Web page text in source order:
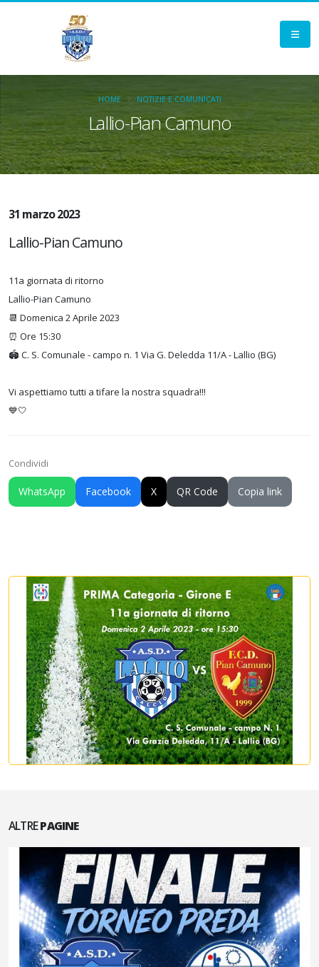
Lallio-Pian Camuno
HOME NOTIZIE E COMUNICATI
31 marzo 2023
Lallio-Pian Camuno
11a giornata di ritorno
Lallio-Pian Camuno
📆 Domenica 2 Aprile 2023
⏰ Ore 15:30
🏟️ C. S. Comunale - campo n. 1 Via G. Deledda 11/A - Lallio (BG)
Vi aspettiamo tutti a tifare la nostra squadra!!!
💙🤍
Condividi
WhatsApp Facebook X QR Code Copia link
ALTREPAGINE